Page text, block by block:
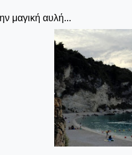
μαγική αυλή...